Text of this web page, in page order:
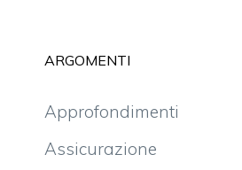
ARGOMENTI
Approfondimenti
Assicurazione